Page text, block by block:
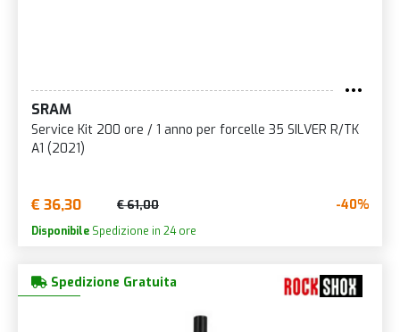
SRAM
Service Kit 200 ore / 1 anno per forcelle 35 SILVER R/TK
A1 (2021)
€ 36,30 € 61,00 -40%
Disponibile Spedizione in 24 ore
Spedizione Gratuita